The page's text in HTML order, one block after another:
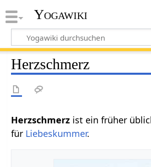
Yogawiki
Herzschmerz
Herzschmerz ist ein früher
für Liebeskummer.